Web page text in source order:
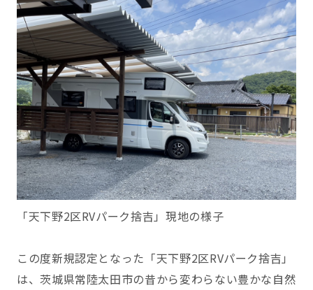
「天下野2区RVパーク捨吉」現地の様子
この度新規認定となった「天下野2区RVパーク捨吉」
は、茨城県常陸太田市の昔から変わらない豊かな自然